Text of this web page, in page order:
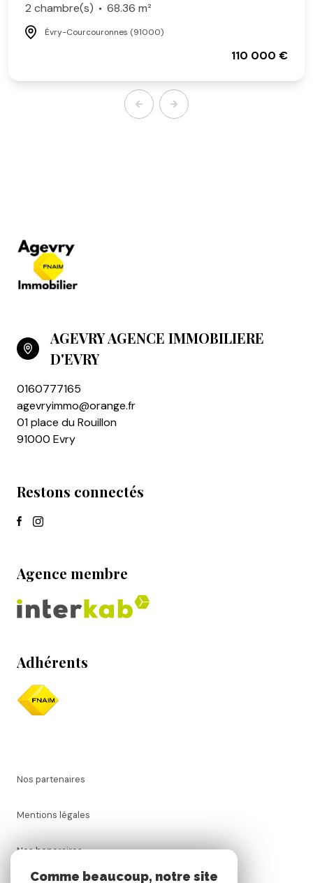
2 chambre(s)
68.36 m²
Évry-Courcouronnes (91000)
110 000 €
AGEVRY AGENCE IMMOBILIERE
D'EVRY
0160777165
agevryimmo@orange.fr
01 place du Rouillon
91000 Evry
Restons connectés
Agence membre
Adhérents
Nos partenaires
Mentions légales
Nos honoraires
Comme beaucoup, notre site